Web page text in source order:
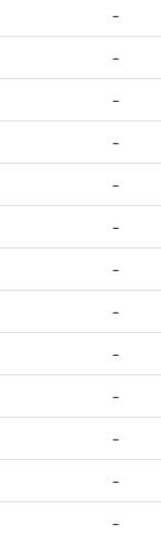
-
-
-
-
-
-
-
-
-
-
-
-
-